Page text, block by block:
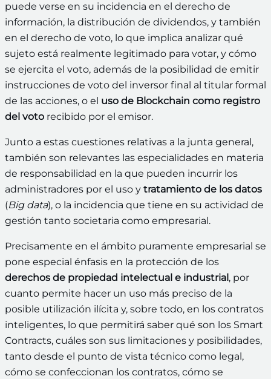
puede verse en su incidencia en el derecho de
información, la distribución de dividendos, y también
en el derecho de voto, lo que implica analizar qué
sujeto está realmente legitimado para votar, y cómo
se ejercita el voto, además de la posibilidad de emitir
instrucciones de voto del inversor final al titular formal
de las acciones, o el uso de Blockchain como registro
del voto recibido por el emisor.
Junto a estas cuestiones relativas a la junta general,
también son relevantes las especialidades en materia
de responsabilidad en la que pueden incurrir los
administradores por el uso y tratamiento de los datos
(Big data), o la incidencia que tiene en su actividad de
gestión tanto societaria como empresarial.
Precisamente en el ámbito puramente empresarial se
pone especial énfasis en la protección de los
derechos de propiedad intelectual e industrial, por
cuanto permite hacer un uso más preciso de la
posible utilización ilícita y, sobre todo, en los contratos
inteligentes, lo que permitirá saber qué son los Smart
Contracts, cuáles son sus limitaciones y posibilidades,
tanto desde el punto de vista técnico como legal,
cómo se confeccionan los contratos, cómo se